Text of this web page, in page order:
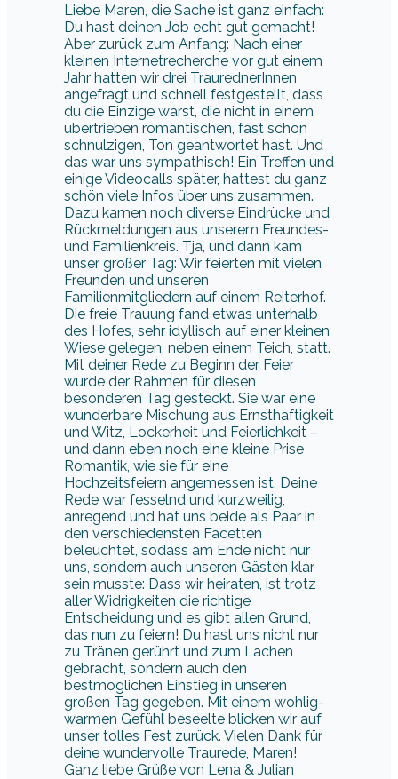
Liebe Maren, die Sache ist ganz einfach:
Du hast deinen Job echt gut gemacht!
Aber zurück zum Anfang: Nach einer
kleinen Internetrecherche vor gut einem
Jahr hatten wir drei TraurednerInnen
angefragt und schnell festgestellt, dass
du die Einzige warst, die nicht in einem
übertrieben romantischen, fast schon
schnulzigen, Ton geantwortet hast. Und
das war uns sympathisch! Ein Treffen und
einige Videocalls später, hattest du ganz
schön viele Infos über uns zusammen.
Dazu kamen noch diverse Eindrücke und
Rückmeldungen aus unserem Freundes-
und Familienkreis. Tja, und dann kam
unser großer Tag: Wir feierten mit vielen
Freunden und unseren
Familienmitgliedern auf einem Reiterhof.
Die freie Trauung fand etwas unterhalb
des Hofes, sehr idyllisch auf einer kleinen
Wiese gelegen, neben einem Teich, statt.
Mit deiner Rede zu Beginn der Feier
wurde der Rahmen für diesen
besonderen Tag gesteckt. Sie war eine
wunderbare Mischung aus Ernsthaftigkeit
und Witz, Lockerheit und Feierlichkeit –
und dann eben noch eine kleine Prise
Romantik, wie sie für eine
Hochzeitsfeiern angemessen ist. Deine
Rede war fesselnd und kurzweilig,
anregend und hat uns beide als Paar in
den verschiedensten Facetten
beleuchtet, sodass am Ende nicht nur
uns, sondern auch unseren Gästen klar
sein musste: Dass wir heiraten, ist trotz
aller Widrigkeiten die richtige
Entscheidung und es gibt allen Grund,
das nun zu feiern! Du hast uns nicht nur
zu Tränen gerührt und zum Lachen
gebracht, sondern auch den
bestmöglichen Einstieg in unseren
großen Tag gegeben. Mit einem wohlig-
warmen Gefühl beseelte blicken wir auf
unser tolles Fest zurück. Vielen Dank für
deine wundervolle Traurede, Maren!
Ganz liebe Grüße von Lena & Julian